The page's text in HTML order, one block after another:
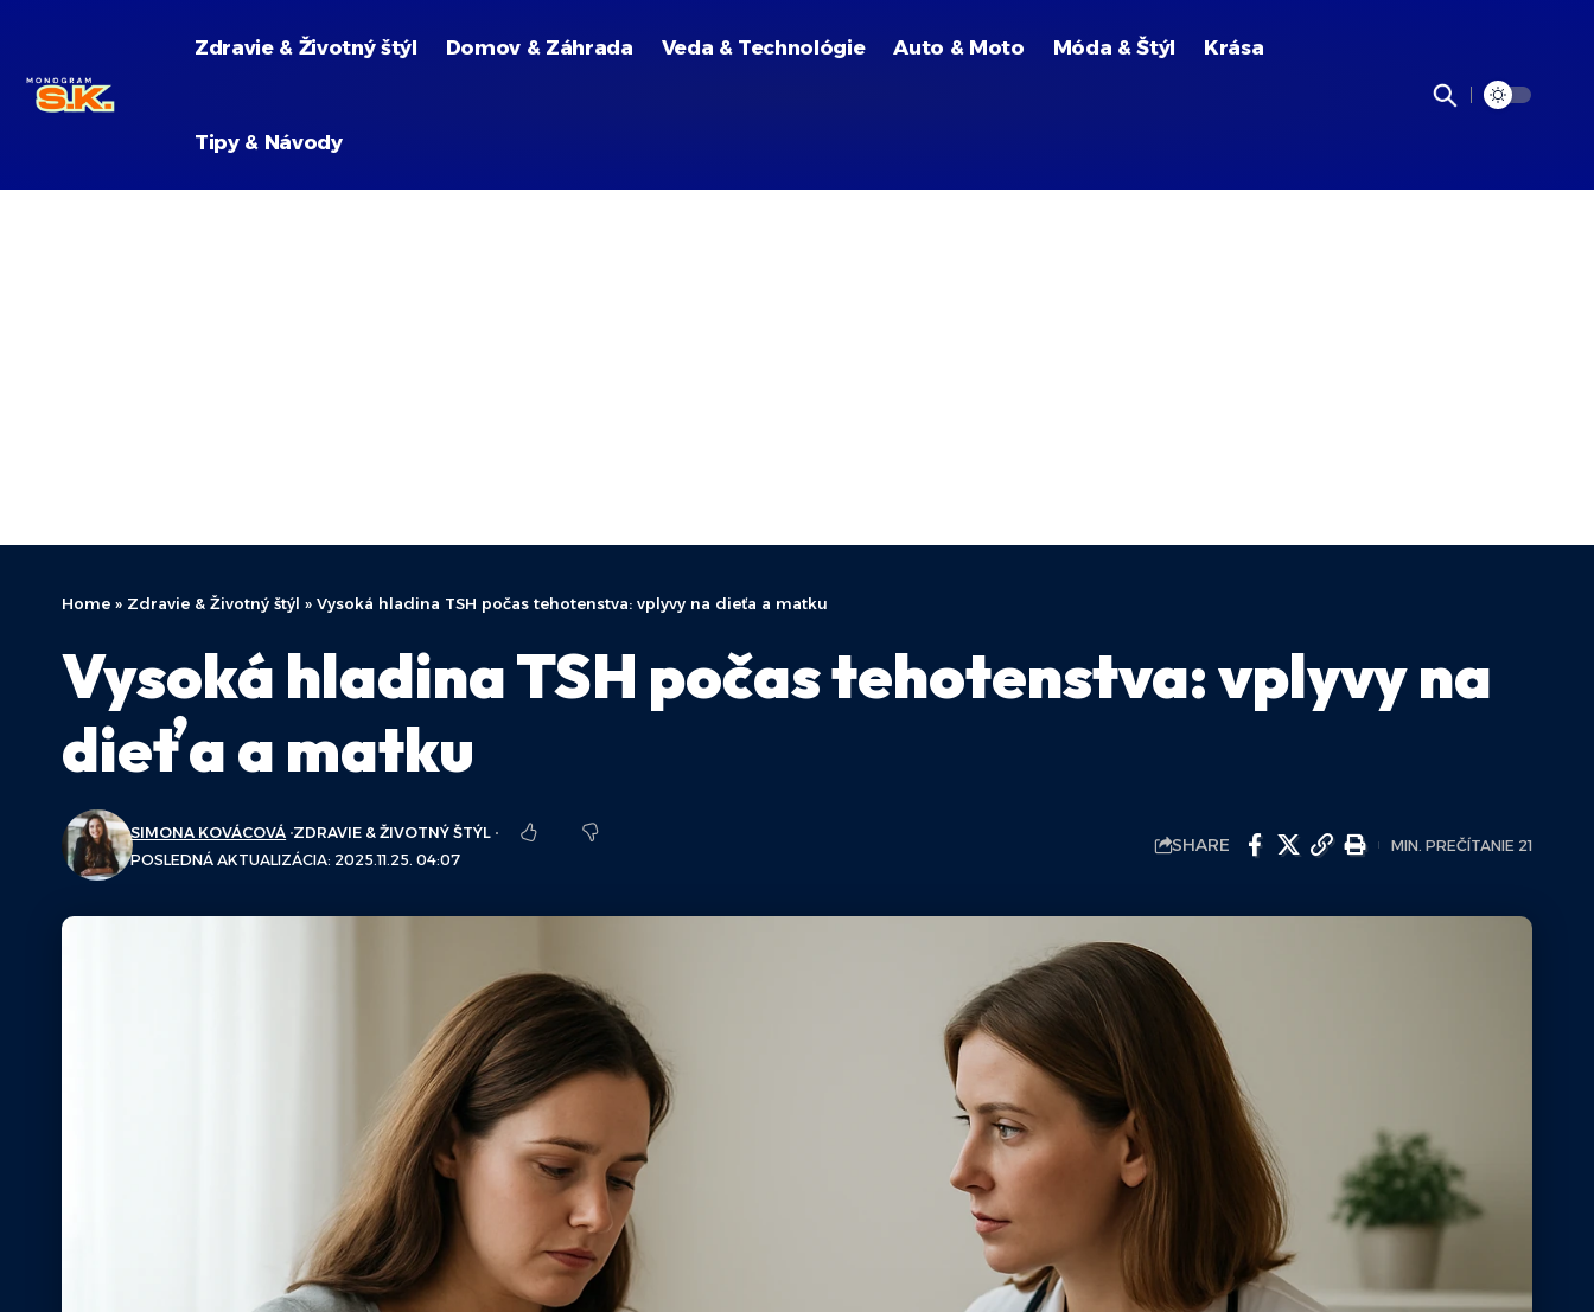
Zdravie & Životný štýl Domov & Záhrada Veda & Technológie Auto & Moto Móda & Štýl Krása
Tipy & Návody
Home » Zdravie & Životný štýl » Vysoká hladina TSH počas tehotenstva: vplyvy na dieťa a matku
Vysoká hladina TSH počas tehotenstva: vplyvy na
dieťa a matku
POSLEDNÁ AKTUALIZÁCIA: 2025.11.25. 04:07
SIMONA KOVÁCOVÁ ZDRAVIE & ŽIVOTNÝ ŠTÝL
SHARE MIN. PREČÍTANIE 21